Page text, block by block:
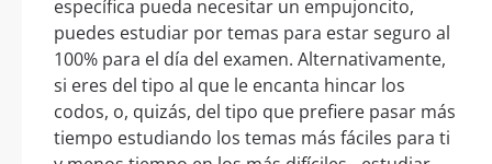
específica pueda necesitar un empujoncito,
puedes estudiar por temas para estar seguro al
100% para el día del examen. Alternativamente,
si eres del tipo al que le encanta hincar los
codos, o, quizás, del tipo que prefiere pasar más
tiempo estudiando los temas más fáciles para ti